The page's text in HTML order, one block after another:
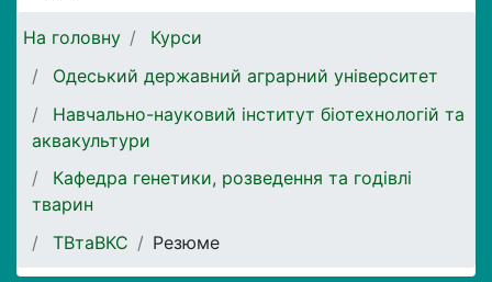
На головну
Курси
Одеський державний аграрний університет
Навчально-науковий інститут біотехнологій та
аквакультури
Кафедра генетики, розведення та годівлі
тварин
ТВтаВКС
Резюме